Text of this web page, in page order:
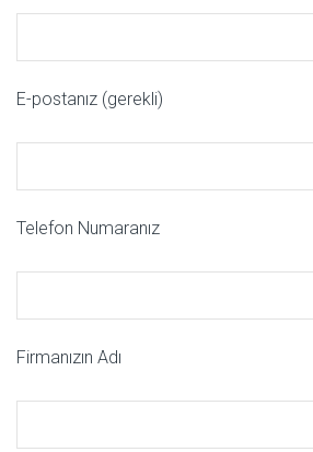
E-postanız (gerekli)
Telefon Numaranız
Firmanızın Adı